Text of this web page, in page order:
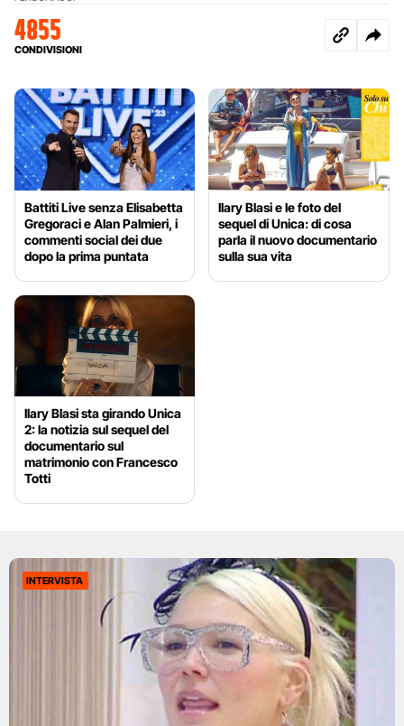
4855
CONDIVISIONI
Battiti Live senza Elisabetta
Gregoraci e Alan Palmieri, i
commenti social dei due
dopo la prima puntata
Ilary Blasi e le foto del
sequel di Unica: di cosa
parla il nuovo documentario
sulla sua vita
Ilary Blasi sta girando Unica
2: la notizia sul sequel del
documentario sul
matrimonio con Francesco
Totti
INTERVISTA